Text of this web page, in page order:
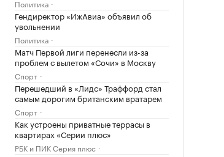
Политика
Гендиректор «ИжАвиа» объявил об
увольнении
Политика
Матч Первой лиги перенесли из-за
проблем с вылетом «Сочи» в Москву
Спорт
Перешедший в «Лидс» Траффорд стал
самым дорогим британским вратарем
Спорт
Как устроены приватные террасы в
квартирах «Серии плюс»
РБК и ПИК Серия плюс